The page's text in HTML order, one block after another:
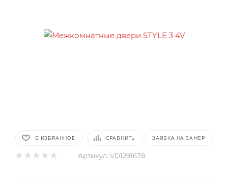
В ИЗБРАННОЕ СРАВНИТЬ ЗАЯВКА НА ЗАМЕР
Артикул: VD1291678